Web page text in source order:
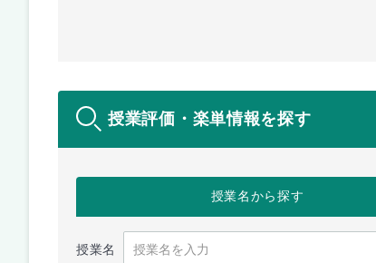
授業評価・楽単情報を探す
授業名から探す
授業名